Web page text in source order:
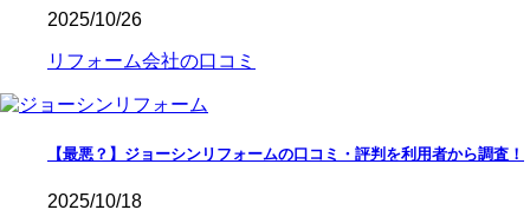
2025/10/26
リフォーム会社の口コミ
【最悪？】ジョーシンリフォームの口コミ・評判を利用者から調査！
2025/10/18